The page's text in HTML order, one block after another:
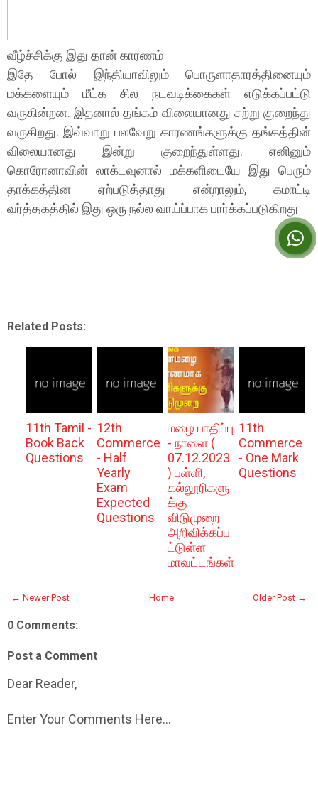
வீழ்ச்சிக்கு இது தான் காரணம்
இதே போல் இந்தியாவிலும் பொருளாதாரத்தினையும்
மக்களையும் மீட்க சில நடவடிக்கைகள் எடுக்கப்பட்டு
வருகின்றன. இதனால் தங்கம் விலையானது சற்று குறைந்து
வருகிறது. இவ்வாறு பலவேறு காரணங்களுக்கு தங்கத்தின்
விலையானது இன்று குறைந்துள்ளது. எனினும்
கொரோனாவின் லாக்டவுனால் மக்களிடையே இது பெரும்
தாக்கத்தின ஏற்படுத்தாது என்றாலும், கமாட்டி
வர்த்தகத்தில் இது ஒரு நல்ல வாய்ப்பாக பார்க்கப்படுகிறது
Related Posts:
11th Tamil -
Book Back
Questions
12th
Commerce
- Half
Yearly
Exam
Expected
Questions
மழை பாதிப்பு
- நாளை (
07.12.2023
) பள்ளி,
கல்லூரிகளு
க்கு
விடுமுறை
அறிவிக்கப்ப
ட்டுள்ள
மாவட்டங்கள்
11th
Commerce
- One Mark
Questions
← Newer Post Older Post →
Home
0 Comments:
Post a Comment
Dear Reader,
Enter Your Comments Here...